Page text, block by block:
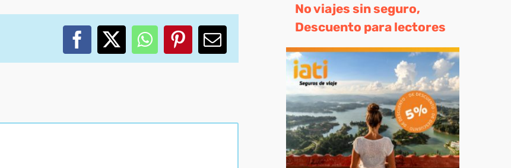
Facebook
X WhatsApp
PinterestCorreo
electrónico
No viajes sin seguro,
Descuento para lectores